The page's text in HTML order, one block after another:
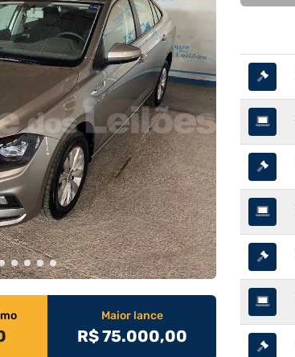
Maior lance
R$ 75.000,00